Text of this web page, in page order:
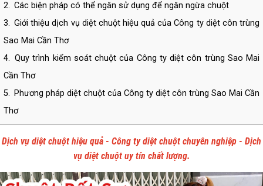
2. Các biện pháp có thể ngăn sử dụng để ngăn ngừa chuột
3. Giới thiệu dịch vụ diệt chuột hiệu quả của Công ty diệt côn trùng
Sao Mai Cần Thơ
4. Quy trình kiểm soát chuột của Công ty diệt côn trùng Sao Mai
Cần Thơ
5. Phương pháp diệt chuột của Công ty diệt côn trùng Sao Mai Cần
Thơ
trùng Sao Mai Cần Thơ
Phạm vi hoạt động của Công ty diệt côn trùng Sao Mai trong
lĩnh vực kiểm soát chuột và côn trùng
Dịch vụ diệt chuột hiệu quả - Công ty diệt chuột chuyên nghiệp - Dịch
vụ diệt chuột uy tín chất lượng.